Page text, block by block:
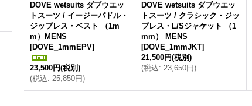
DOVE wetsuits ダブウエッ
トスーツ / イージーパドル・
ジップレス・ベスト （1m
m）MENS
[DOVE_1mmEPV]
23,500円(税別)
(税込: 25,850円)
DOVE wetsuits ダブウエッ
トスーツ / クラシック・ジッ
プレス・L/Sジャケット （1
mm） MENS
[DOVE_1mmJKT]
21,500円(税別)
(税込: 23,650円)